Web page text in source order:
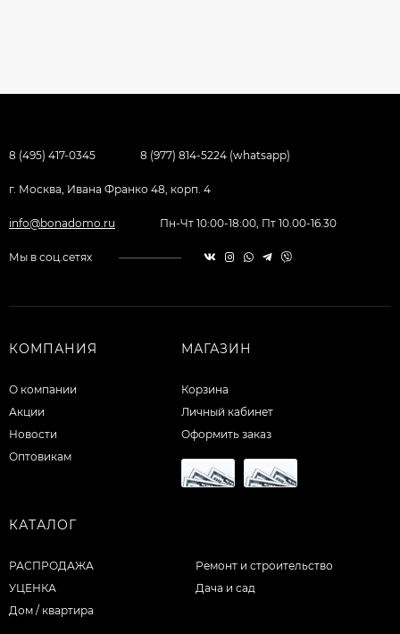
8 (495) 417-0345 8 (977) 814-5224 (whatsapp)
г. Москва, Ивана Франко 48, корп. 4
info@bonadomo.ru Пн-Чт 10:00-18:00, Пт 10.00-16.30
Мы в соц.сетях
КОМПАНИЯ
О компании
Акции
Новости
Оптовикам
МАГАЗИН
Корзина
Личный кабинет
Оформить заказ
КАТАЛОГ
РАСПРОДАЖА
УЦЕНКА
Дом / квартира
Ремонт и строительство
Дача и сад